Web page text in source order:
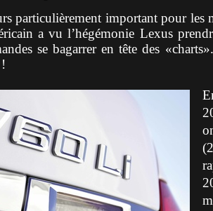
particulièrement important pour les
a vu l’hégémonie Lexus
se bagarrer en tête des